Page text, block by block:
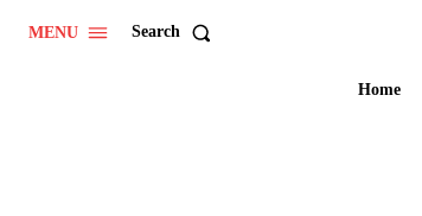
MENU Search
Home